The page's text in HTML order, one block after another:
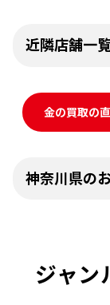
近隣店舗一
金の買取の
神奈川県の
ジャン